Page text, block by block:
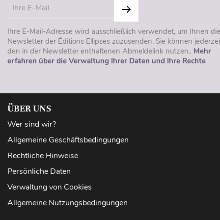
Ihre E-Mail-Adresse wird ausschließlich verwendet, um Ihnen die
Newsletter der Éditions Ellipses zuzusenden. Sie können
den in der Newsletter enthaltenen Abmeldelink nutzen.. Mehr
erfahren über die Verwaltung Ihrer Daten und Ihre Rechte
ÜBER UNS
Wer sind wir?
Allgemeine Geschäftsbedingungen
Rechtliche Hinweise
Persönliche Daten
Verwaltung von Cookies
Allgemeine Nutzungsbedingungen